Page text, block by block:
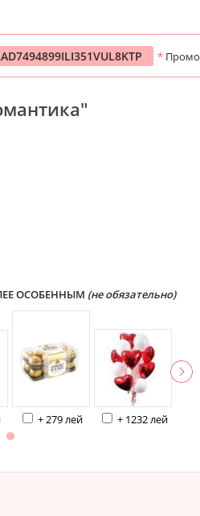
*
ОСОБЕННЫМ (не обязательно)
+ 279 лей + 1232 лей